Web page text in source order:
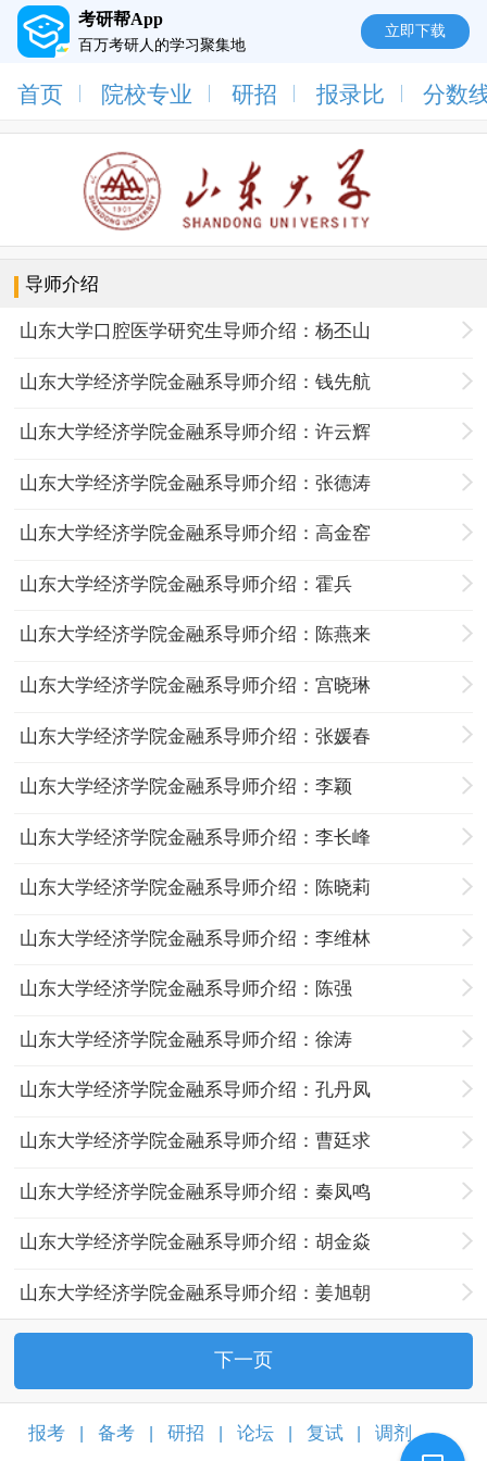
考研帮App
百万考研人的学习聚集地
立即下载
首页 院校专业 研招 报录比 分数
导师介绍
山东大学口腔医学研究生导师介绍：杨丕山
山东大学经济学院金融系导师介绍：钱先航
山东大学经济学院金融系导师介绍：许云辉
山东大学经济学院金融系导师介绍：张德涛
山东大学经济学院金融系导师介绍：高金窑
山东大学经济学院金融系导师介绍：霍兵
山东大学经济学院金融系导师介绍：陈燕来
山东大学经济学院金融系导师介绍：宫晓琳
山东大学经济学院金融系导师介绍：张媛春
山东大学经济学院金融系导师介绍：李颖
山东大学经济学院金融系导师介绍：李长峰
山东大学经济学院金融系导师介绍：陈晓莉
山东大学经济学院金融系导师介绍：李维林
山东大学经济学院金融系导师介绍：陈强
山东大学经济学院金融系导师介绍：徐涛
山东大学经济学院金融系导师介绍：孔丹凤
山东大学经济学院金融系导师介绍：曹廷求
山东大学经济学院金融系导师介绍：秦凤鸣
山东大学经济学院金融系导师介绍：胡金焱
山东大学经济学院金融系导师介绍：姜旭朝
下一页
报考 备考 研招 论坛 复试 调剂